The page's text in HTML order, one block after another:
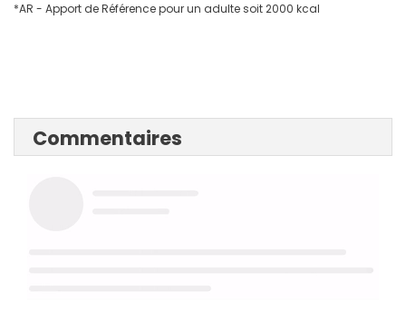
*AR - Apport de Référence pour un adulte soit 2000 kcal
Commentaires